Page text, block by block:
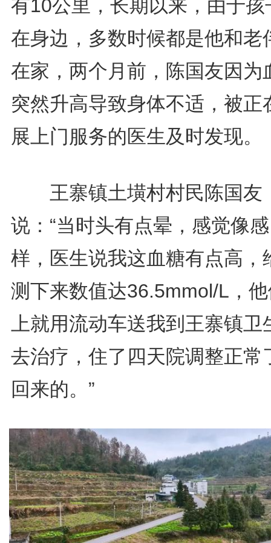
有10公里，长期以来，由于孩
在身边，多数时候都是他和老
在家，两个月前，陈国友因为
突然升高导致身体不适，被正
展上门服务的医生及时发现。
王寨镇土墴村村民陈国友
说：“当时头有点晕，感觉像
样，医生说我这血糖有点高，
测下来数值达36.5mmol/L，
上就用流动车送我到王寨镇卫
去治疗，住了四天院调整正常
回来的。”